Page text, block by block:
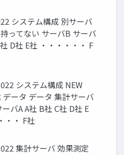
システム構成 別サーバ
ってない サーバB サーバ
D社 E社 ・・・・・・ F
システム構成 NEW
ータ データ 集計サーバ
バA A社 B社 C社 D社 E
・・ F社
集計サーバ 効果測定